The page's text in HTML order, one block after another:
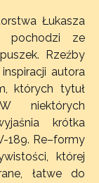
Łukasza
pochodzi ze
Rzeźby
autora
których tytuł
niektórych
krótka
189. Re–formy
której
łatwe do